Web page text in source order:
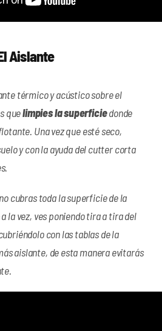
Aislante
térmico y acústico sobre el
quelimpies la superficiedonde
Una vez que esté seco,
y con la ayuda del cutter corta
cubras toda la superficie de la
la vez, ves poniendo tira a tira del
con las tablas de la
aislante, de esta manera evitarás